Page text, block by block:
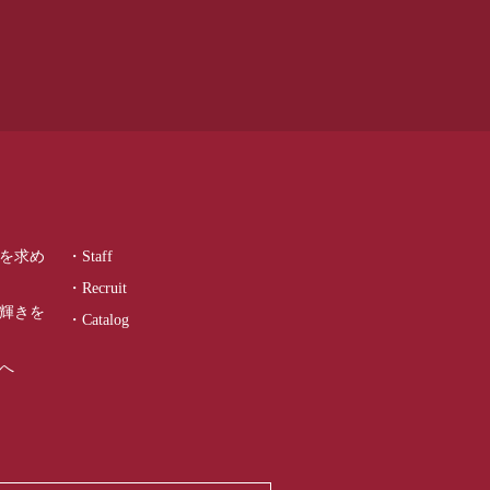
求め
きを
・Staff
・Recruit
・Catalog